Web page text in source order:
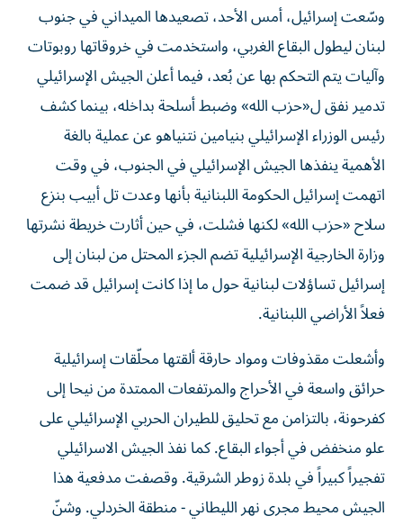
وسّعت إسرائيل، أمس الأحد، تصعيدها الميداني في جنوب
لبنان ليطول البقاع الغربي، واستخدمت في خروقاتها روبوتات
وآليات يتم التحكم بها عن بُعد، فيما أعلن الجيش الإسرائيلي
تدمير نفق ل«حزب الله» وضبط أسلحة بداخله، بينما كشف
رئيس الوزراء الإسرائيلي بنيامين نتنياهو عن عملية بالغة
الأهمية ينفذها الجيش الإسرائيلي في الجنوب، في وقت
اتهمت إسرائيل الحكومة اللبنانية بأنها وعدت تل أبيب بنزع
سلاح «حزب الله» لكنها فشلت، في حين أثارت خريطة نشرتها
وزارة الخارجية الإسرائيلية تضم الجزء المحتل من لبنان إلى
إسرائيل تساؤلات لبنانية حول ما إذا كانت إسرائيل قد ضمت
فعلاً الأراضي اللبنانية.
وأشعلت مقذوفات ومواد حارقة ألقتها محلّقات إسرائيلية
حرائق واسعة في الأحراج والمرتفعات الممتدة من نيحا إلى
كفرحونة، بالتزامن مع تحليق للطيران الحربي الإسرائيلي على
علو منخفض في أجواء البقاع. كما نفذ الجيش الاسرائيلي
تفجيراً كبيراً في بلدة زوطر الشرقية. وقصفت مدفعية هذا
الجيش محيط مجرى نهر الليطاني - منطقة الخردلي. وشنّ